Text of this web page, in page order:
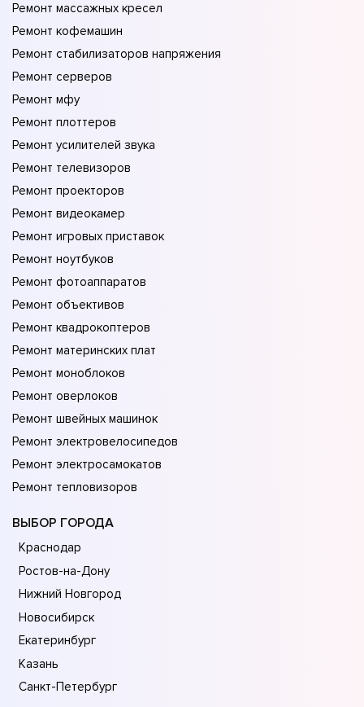
Ремонт массажных кресел
Ремонт кофемашин
Ремонт стабилизаторов напряжения
Ремонт серверов
Ремонт мфу
Ремонт плоттеров
Ремонт усилителей звука
Ремонт телевизоров
Ремонт проекторов
Ремонт видеокамер
Ремонт игровых приставок
Ремонт ноутбуков
Ремонт фотоаппаратов
Ремонт объективов
Ремонт квадрокоптеров
Ремонт материнских плат
Ремонт моноблоков
Ремонт оверлоков
Ремонт швейных машинок
Ремонт электровелосипедов
Ремонт электросамокатов
Ремонт тепловизоров
ВЫБОР ГОРОДА
Краснодар
Ростов-на-Дону
Нижний Новгород
Новосибирск
Екатеринбург
Казань
Санкт-Петербург